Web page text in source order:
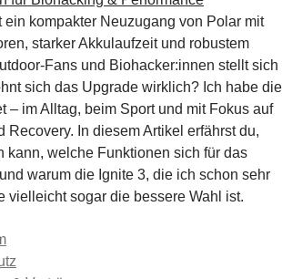
ein kompakter Neuzugang von Polar mit
starker Akkulaufzeit und robustem
Fans und Biohacker:innen stellt sich
sich das Upgrade wirklich? Ich habe die
– im Alltag, beim Sport und mit Fokus auf
Recovery. In diesem Artikel erfährst du,
kann, welche Funktionen sich für das
warum die Ignite 3, die ich schon sehr
vielleicht sogar die bessere Wahl ist.